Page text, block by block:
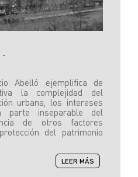
-
Abelló ejemplifica de
la complejidad del
urbana, los intereses
parte inseparable del
de otros factores
del patrimonio
LEER MÁS SOBRE
EDIFICIO